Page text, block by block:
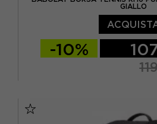
GIALLO
-10%